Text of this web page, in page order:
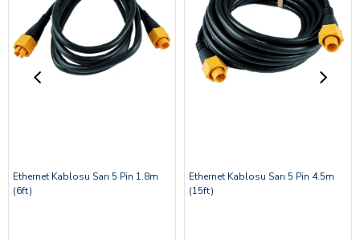
Ethernet Kablosu Sarı 5 Pin 1.8m
(6ft)
Ethernet Kablosu Sarı 5 Pin 4.5m
(15ft)